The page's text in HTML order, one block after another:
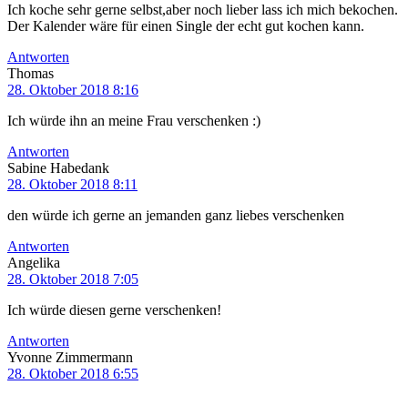
Ich koche sehr gerne selbst,aber noch lieber lass ich mich bekochen.
Der Kalender wäre für einen Single der echt gut kochen kann.
Antworten
Thomas
28. Oktober 2018 8:16
Ich würde ihn an meine Frau verschenken :)
Antworten
Sabine Habedank
28. Oktober 2018 8:11
den würde ich gerne an jemanden ganz liebes verschenken
Antworten
Angelika
28. Oktober 2018 7:05
Ich würde diesen gerne verschenken!
Antworten
Yvonne Zimmermann
28. Oktober 2018 6:55